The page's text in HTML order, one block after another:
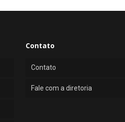
Contato
Contato
Fale com a diretoria